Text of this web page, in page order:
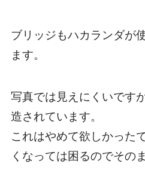
ブリッジもハカランダが
ます。
写真では見えにくいです
造されています。
これはやめて欲しかった
くなっては困るのでその